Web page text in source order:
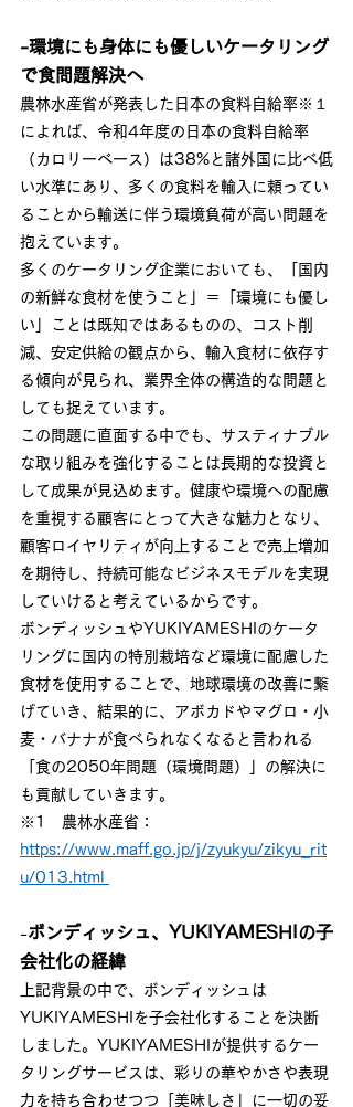
-環境にも身体にも優しいケータリング
で食問題解決へ
農林水産省が発表した日本の食料自給率※１
によれば、令和4年度の日本の食料自給率
（カロリーベース）は38%と諸外国に比べ低
い水準にあり、多くの食料を輸入に頼ってい
ることから輸送に伴う環境負荷が高い問題を
抱えています。
多くのケータリング企業においても、「国内
の新鮮な食材を使うこと」＝「環境にも優し
い」ことは既知ではあるものの、コスト削
減、安定供給の観点から、輸入食材に依存す
る傾向が見られ、業界全体の構造的な問題と
しても捉えています。
この問題に直面する中でも、サスティナブル
な取り組みを強化することは長期的な投資と
して成果が見込めます。健康や環境への配慮
を重視する顧客にとって大きな魅力となり、
顧客ロイヤリティが向上することで売上増加
を期待し、持続可能なビジネスモデルを実現
していけると考えているからです。
ボンディッシュやYUKIYAMESHIのケータ
リングに国内の特別栽培など環境に配慮した
食材を使用することで、地球環境の改善に繋
げていき、結果的に、アボカドやマグロ・小
麦・バナナが食べられなくなると言われる
「食の2050年問題（環境問題）」の解決に
も貢献していきます。
※1　農林水産省：
https://www.maff.go.jp/j/zyukyu/zikyu_rit
u/013.html
-ボンディッシュ、YUKIYAMESHIの子
会社化の経緯
上記背景の中で、ボンディッシュは
YUKIYAMESHIを子会社化することを決断
しました。YUKIYAMESHIが提供するケー
タリングサービスは、彩りの華やかさや表現
力を持ち合わせつつ「美味しさ」に一切の妥